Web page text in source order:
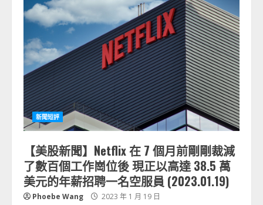
新聞短評
【美股新聞】Netflix 在 7 個月前剛剛裁減
了數百個工作崗位後 現正以高達 38.5 萬
美元的年薪招聘一名空服員 (2023.01.19)
Phoebe Wang 2023 年 1 月 19 日